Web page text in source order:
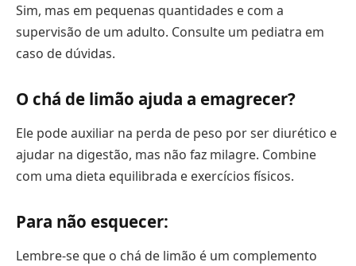
Sim, mas em pequenas quantidades e com a
supervisão de um adulto. Consulte um pediatra em
caso de dúvidas.
O chá de limão ajuda a emagrecer?
Ele pode auxiliar na perda de peso por ser diurético e
ajudar na digestão, mas não faz milagre. Combine
com uma dieta equilibrada e exercícios físicos.
Para não esquecer:
Lembre-se que o chá de limão é um complemento